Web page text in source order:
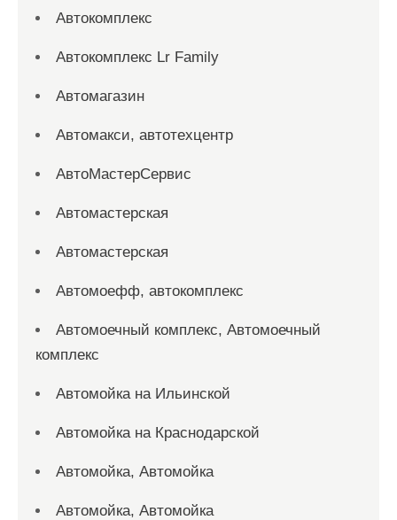
Автокомплекс
Автокомплекс Lr Family
Автомагазин
Автомакси, автотехцентр
АвтоМастерСервис
Автомастерская
Автомастерская
Автомоефф, автокомплекс
Автомоечный комплекс, Автомоечный
комплекс
Автомойка на Ильинской
Автомойка на Краснодарской
Автомойка, Автомойка
Автомойка, Автомойка